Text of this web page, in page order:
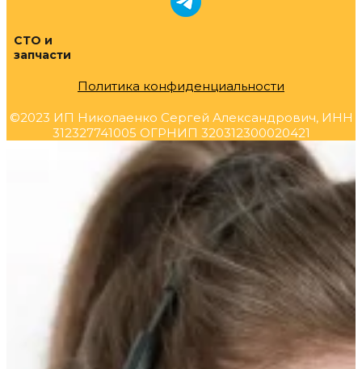
СТО и
запчасти
Политика конфиденциальности
©2023 ИП Николаенко Сергей Александрович, ИНН
312327741005 ОГРНИП 320312300020421